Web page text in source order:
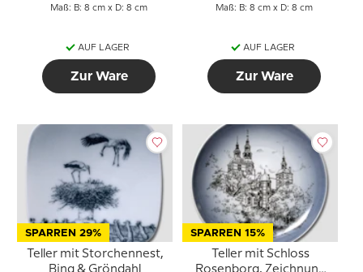
Maß: B: 8 cm x D: 8 cm
AUF LAGER
Zur Ware
Maß: B: 8 cm x D: 8 cm
AUF LAGER
Zur Ware
SPARREN 29%
Teller mit Storchennest,
Bing & Gröndahl
SPARREN 15%
Teller mit Schloss
Rosenborg, Zeichnung